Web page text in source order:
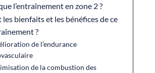
l’entraînement en zone 2 ?
bienfaits et les bénéfices de ce
?
de l’endurance
de la combustion des